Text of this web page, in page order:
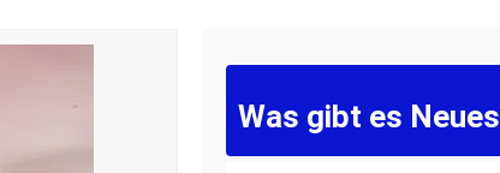
Was gibt es Neues